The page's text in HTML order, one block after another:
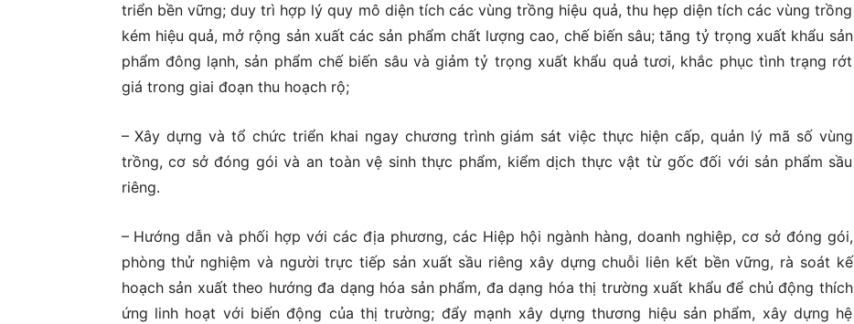
triển bền vững; duy trì hợp lý quy mô diện tích các vùng trồng hiệu quả, thu hẹp diện tích các vùng trồng
kém hiệu quả, mở rộng sản xuất các sản phẩm chất lượng cao, chế biến sâu; tăng tỷ trọng xuất khẩu sản
phẩm đông lạnh, sản phẩm chế biến sâu và giảm tỷ trọng xuất khẩu quả tươi, khắc phục tình trạng rớt
giá trong giai đoạn thu hoạch rộ;
– Xây dựng và tổ chức triển khai ngay chương trình giám sát việc thực hiện cấp, quản lý mã số vùng
trồng, cơ sở đóng gói và an toàn vệ sinh thực phẩm, kiểm dịch thực vật từ gốc đối với sản phẩm sầu
riêng.
– Hướng dẫn và phối hợp với các địa phương, các Hiệp hội ngành hàng, doanh nghiệp, cơ sở đóng gói,
phòng thử nghiệm và người trực tiếp sản xuất sầu riêng xây dựng chuỗi liên kết bền vững, rà soát kế
hoạch sản xuất theo hướng đa dạng hóa sản phẩm, đa dạng hóa thị trường xuất khẩu để chủ động thích
ứng linh hoạt với biến động của thị trường; đẩy mạnh xây dựng thương hiệu sản phẩm, xây dựng hệ